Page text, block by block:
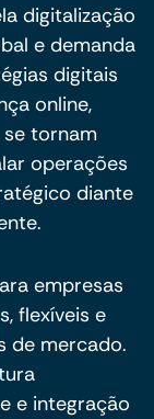
digitalização
e demanda
digitais
online,
tornam
operações
diante
empresas
flexíveis e
de mercado.
e integração